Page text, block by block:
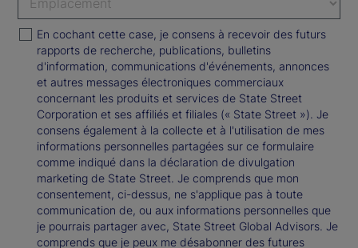
En cochant cette case, je consens à recevoir des futurs
rapports de recherche, publications, bulletins
d'information, communications d'événements, annonces
et autres messages électroniques commerciaux
concernant les produits et services de State Street
Corporation et ses affiliés et filiales (« State Street »). Je
consens également à la collecte et à l'utilisation de mes
informations personnelles partagées sur ce formulaire
comme indiqué dans la déclaration de divulgation
marketing de State Street. Je comprends que mon
consentement, ci-dessus, ne s'applique pas à toute
communication de, ou aux informations personnelles que
je pourrais partager avec, State Street Global Advisors. Je
comprends que je peux me désabonner des futures